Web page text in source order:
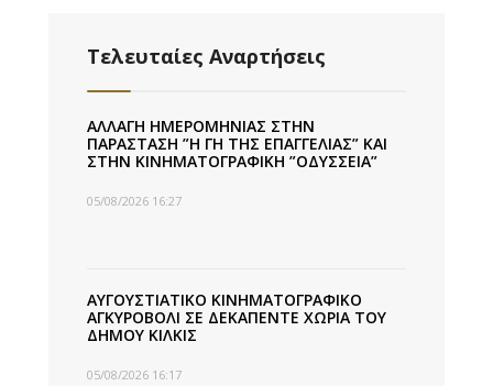
Τελευταίες Αναρτήσεις
ΑΛΛΑΓΗ ΗΜΕΡΟΜΗΝΙΑΣ ΣΤΗΝ
ΠΑΡΑΣΤΑΣΗ ”Η ΓΗ ΤΗΣ ΕΠΑΓΓΕΛΙΑΣ” ΚΑΙ
ΣΤΗΝ ΚΙΝΗΜΑΤΟΓΡΑΦΙΚΗ ”ΟΔΥΣΣΕΙΑ”
05/08/2026 16:27
ΑΥΓΟΥΣΤΙΑΤΙΚΟ ΚΙΝΗΜΑΤΟΓΡΑΦΙΚΟ
ΑΓΚΥΡΟΒΟΛΙ ΣΕ ΔΕΚΑΠΕΝΤΕ ΧΩΡΙΑ ΤΟΥ
ΔΗΜΟΥ ΚΙΛΚΙΣ
05/08/2026 16:17